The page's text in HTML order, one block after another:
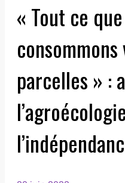
« Tout ce
parcelles » :